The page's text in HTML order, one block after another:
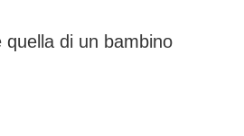
di un bambino